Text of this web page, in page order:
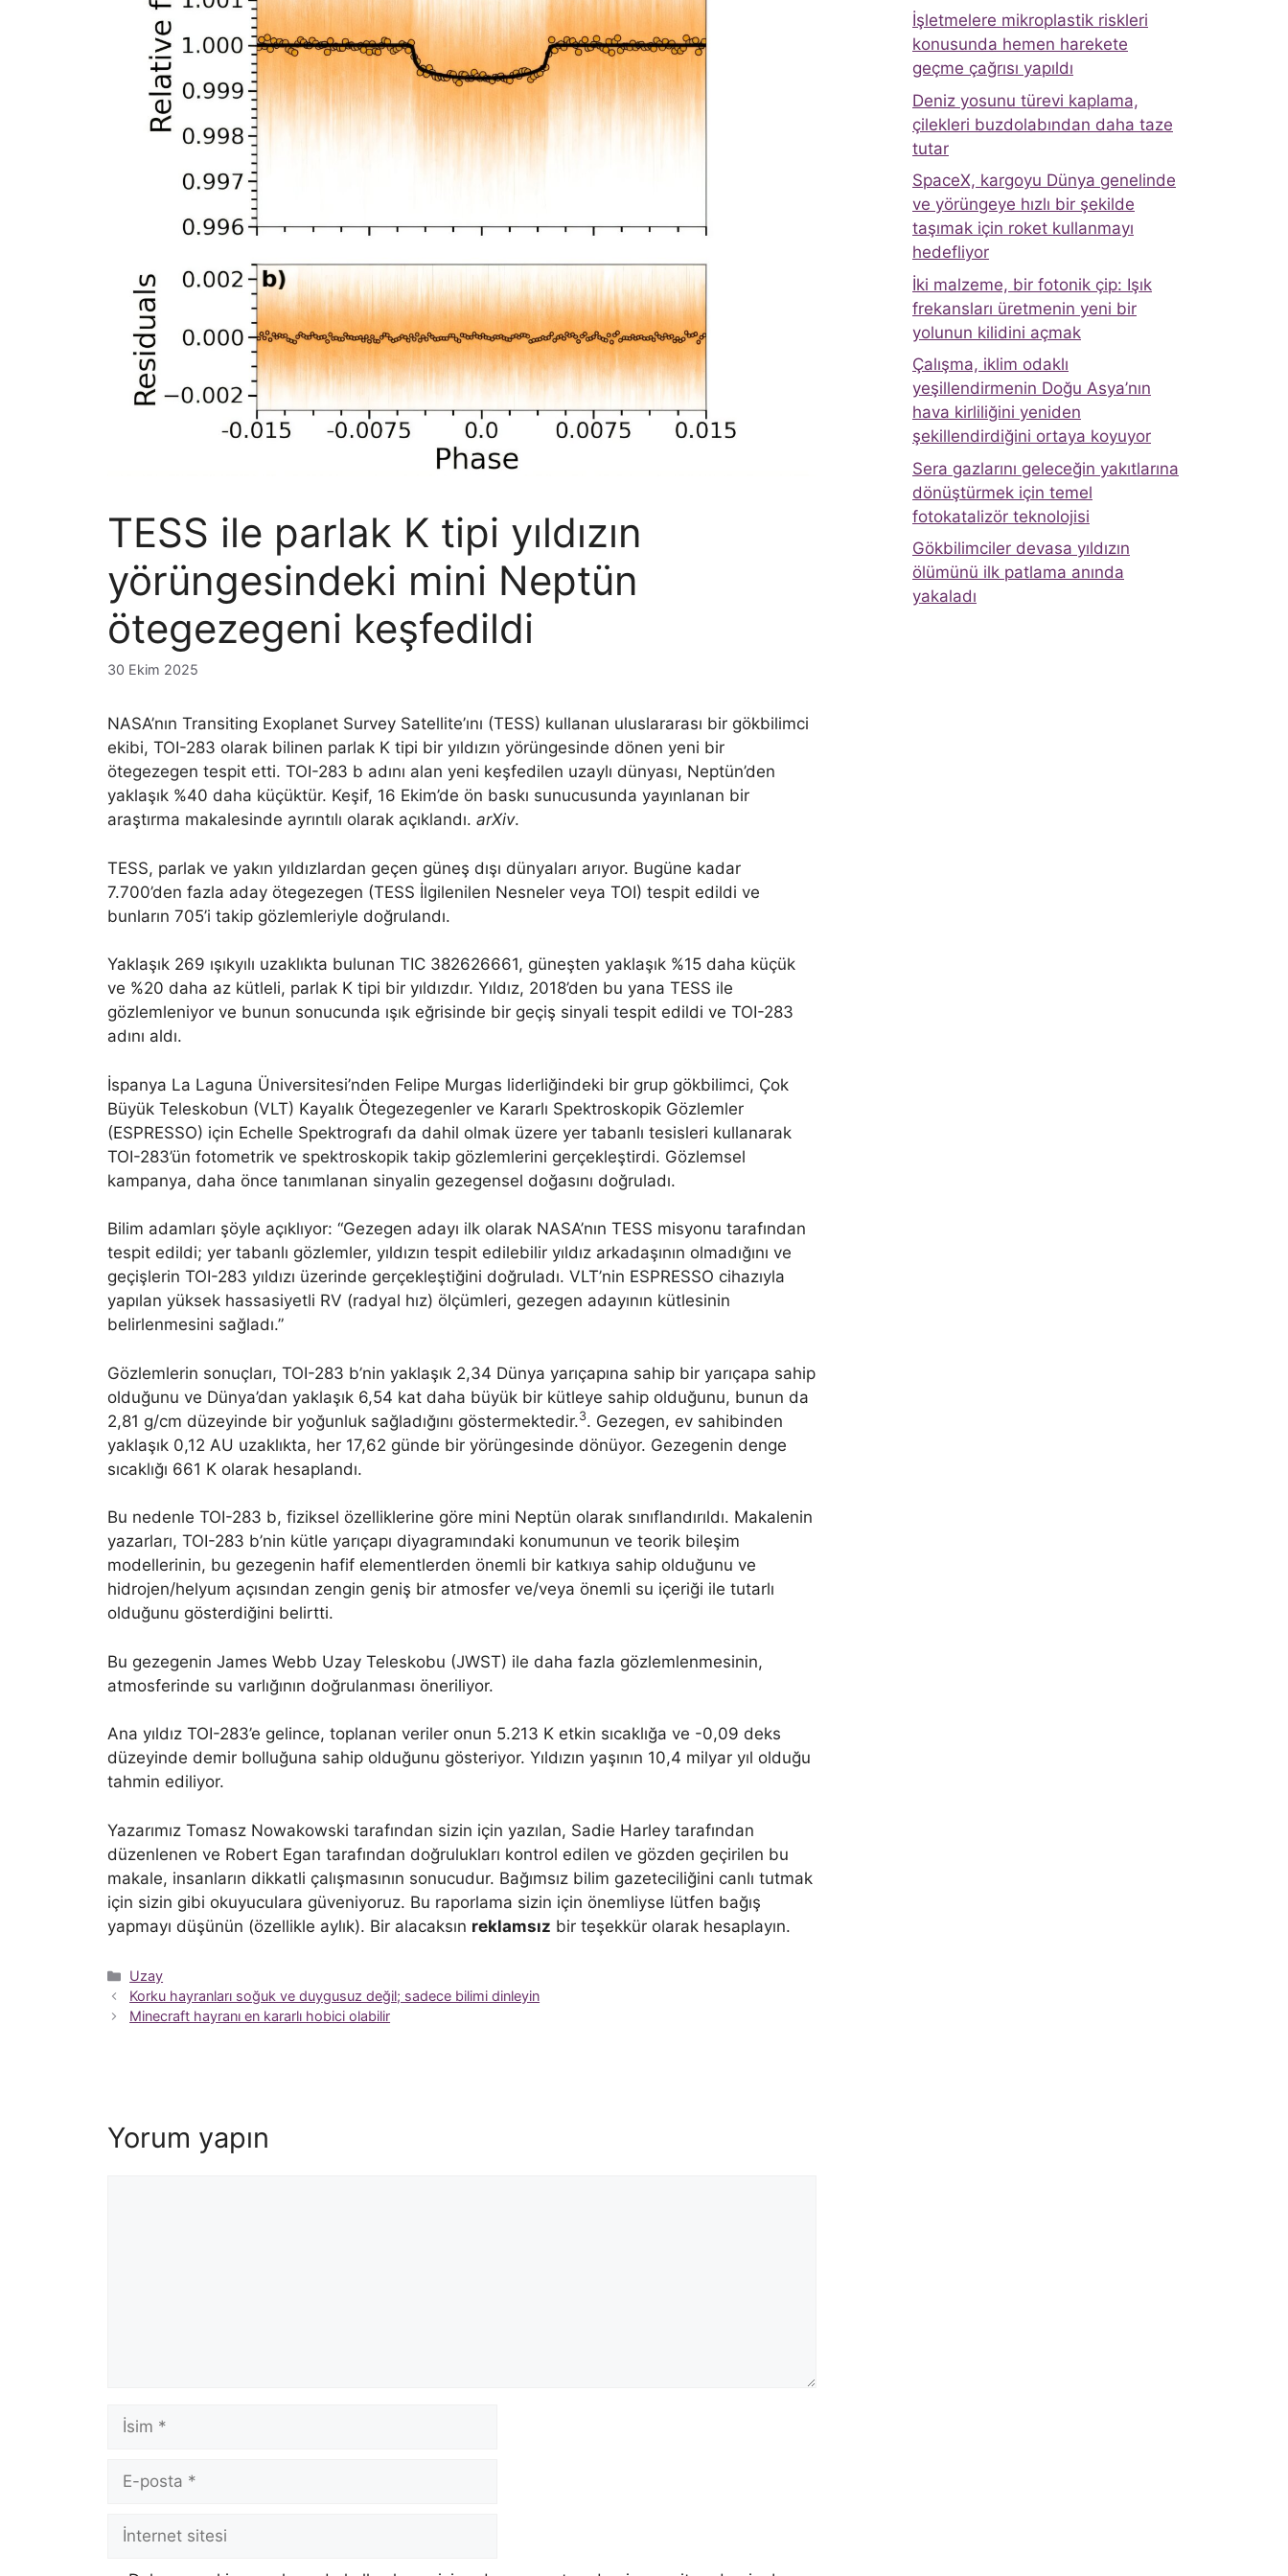
TESS ile parlak K tipi yıldızın
yörüngesindeki mini Neptün
ötegezegeni keşfedildi
30 Ekim 2025
NASA’nın Transiting Exoplanet Survey Satellite’ını (TESS) kullanan uluslararası bir gökbilimci
ekibi, TOI-283 olarak bilinen parlak K tipi bir yıldızın yörüngesinde dönen yeni bir
ötegezegen tespit etti. TOI-283 b adını alan yeni keşfedilen uzaylı dünyası, Neptün’den
yaklaşık %40 daha küçüktür. Keşif, 16 Ekim’de ön baskı sunucusunda yayınlanan bir
araştırma makalesinde ayrıntılı olarak açıklandı. arXiv.
TESS, parlak ve yakın yıldızlardan geçen güneş dışı dünyaları arıyor. Bugüne kadar
7.700’den fazla aday ötegezegen (TESS İlgilenilen Nesneler veya TOI) tespit edildi ve
bunların 705’i takip gözlemleriyle doğrulandı.
Yaklaşık 269 ışıkyılı uzaklıkta bulunan TIC 382626661, güneşten yaklaşık %15 daha küçük
ve %20 daha az kütleli, parlak K tipi bir yıldızdır. Yıldız, 2018’den bu yana TESS ile
gözlemleniyor ve bunun sonucunda ışık eğrisinde bir geçiş sinyali tespit edildi ve TOI-283
adını aldı.
İspanya La Laguna Üniversitesi’nden Felipe Murgas liderliğindeki bir grup gökbilimci, Çok
Büyük Teleskobun (VLT) Kayalık Ötegezegenler ve Kararlı Spektroskopik Gözlemler
(ESPRESSO) için Echelle Spektrografı da dahil olmak üzere yer tabanlı tesisleri kullanarak
TOI-283’ün fotometrik ve spektroskopik takip gözlemlerini gerçekleştirdi. Gözlemsel
kampanya, daha önce tanımlanan sinyalin gezegensel doğasını doğruladı.
Bilim adamları şöyle açıklıyor: “Gezegen adayı ilk olarak NASA’nın TESS misyonu tarafından
tespit edildi; yer tabanlı gözlemler, yıldızın tespit edilebilir yıldız arkadaşının olmadığını ve
geçişlerin TOI-283 yıldızı üzerinde gerçekleştiğini doğruladı. VLT’nin ESPRESSO cihazıyla
yapılan yüksek hassasiyetli RV (radyal hız) ölçümleri, gezegen adayının kütlesinin
belirlenmesini sağladı.”
Gözlemlerin sonuçları, TOI-283 b’nin yaklaşık 2,34 Dünya yarıçapına sahip bir yarıçapa sahip
olduğunu ve Dünya’dan yaklaşık 6,54 kat daha büyük bir kütleye sahip olduğunu, bunun da
2,81 g/cm düzeyinde bir yoğunluk sağladığını göstermektedir.3. Gezegen, ev sahibinden
yaklaşık 0,12 AU uzaklıkta, her 17,62 günde bir yörüngesinde dönüyor. Gezegenin denge
sıcaklığı 661 K olarak hesaplandı.
Bu nedenle TOI-283 b, fiziksel özelliklerine göre mini Neptün olarak sınıflandırıldı. Makalenin
yazarları, TOI-283 b’nin kütle yarıçapı diyagramındaki konumunun ve teorik bileşim
modellerinin, bu gezegenin hafif elementlerden önemli bir katkıya sahip olduğunu ve
hidrojen/helyum açısından zengin geniş bir atmosfer ve/veya önemli su içeriği ile tutarlı
olduğunu gösterdiğini belirtti.
Bu gezegenin James Webb Uzay Teleskobu (JWST) ile daha fazla gözlemlenmesinin,
atmosferinde su varlığının doğrulanması öneriliyor.
Ana yıldız TOI-283’e gelince, toplanan veriler onun 5.213 K etkin sıcaklığa ve -0,09 deks
düzeyinde demir bolluğuna sahip olduğunu gösteriyor. Yıldızın yaşının 10,4 milyar yıl olduğu
tahmin ediliyor.
Yazarımız Tomasz Nowakowski tarafından sizin için yazılan, Sadie Harley tarafından
düzenlenen ve Robert Egan tarafından doğrulukları kontrol edilen ve gözden geçirilen bu
makale, insanların dikkatli çalışmasının sonucudur. Bağımsız bilim gazeteciliğini canlı tutmak
için sizin gibi okuyuculara güveniyoruz. Bu raporlama sizin için önemliyse lütfen bağış
yapmayı düşünün (özellikle aylık). Bir alacaksın reklamsız bir teşekkür olarak hesaplayın.
Kategoriler
Uzay
Korku hayranları soğuk ve duygusuz değil; sadece bilimi dinleyin
Minecraft hayranı en kararlı hobici olabilir
Yorum yapın
İsim
posta
İnternet
İşletmelere mikroplastik riskleri
konusunda hemen harekete
geçme çağrısı yapıldı
Deniz yosunu türevi kaplama,
çilekleri buzdolabından daha taze
tutar
SpaceX, kargoyu Dünya genelinde
ve yörüngeye hızlı bir şekilde
taşımak için roket kullanmayı
hedefliyor
İki malzeme, bir fotonik çip: Işık
frekansları üretmenin yeni bir
yolunun kilidini açmak
Çalışma, iklim odaklı
yeşillendirmenin Doğu Asya’nın
hava kirliliğini yeniden
şekillendirdiğini ortaya koyuyor
Sera gazlarını geleceğin yakıtlarına
dönüştürmek için temel
fotokatalizör teknolojisi
Gökbilimciler devasa yıldızın
ölümünü ilk patlama anında
yakaladı